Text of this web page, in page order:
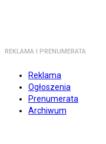
REKLAMA I PRENUMERATA
Reklama
Ogłoszenia
Prenumerata
Archiwum